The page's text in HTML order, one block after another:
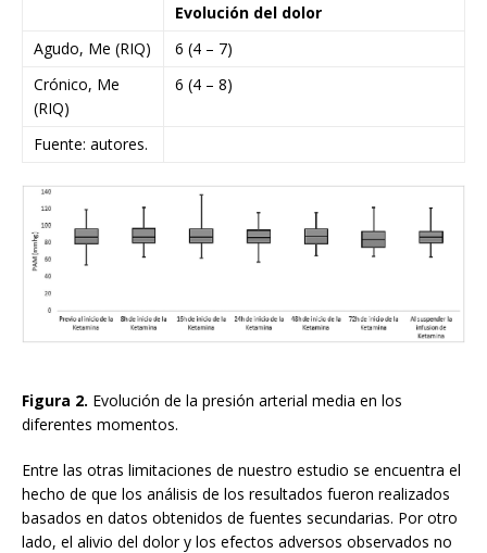
Evolución del dolor
Agudo, Me (RIQ)
6 (4 – 7)
Crónico, Me
(RIQ)
6 (4 – 8)
Fuente: autores.
Figura 2. Evolución de la presión arterial media en los
diferentes momentos.
Entre las otras limitaciones de nuestro estudio se encuentra el
hecho de que los análisis de los resultados fueron realizados
basados en datos obtenidos de fuentes secundarias. Por otro
lado, el alivio del dolor y los efectos adversos observados no